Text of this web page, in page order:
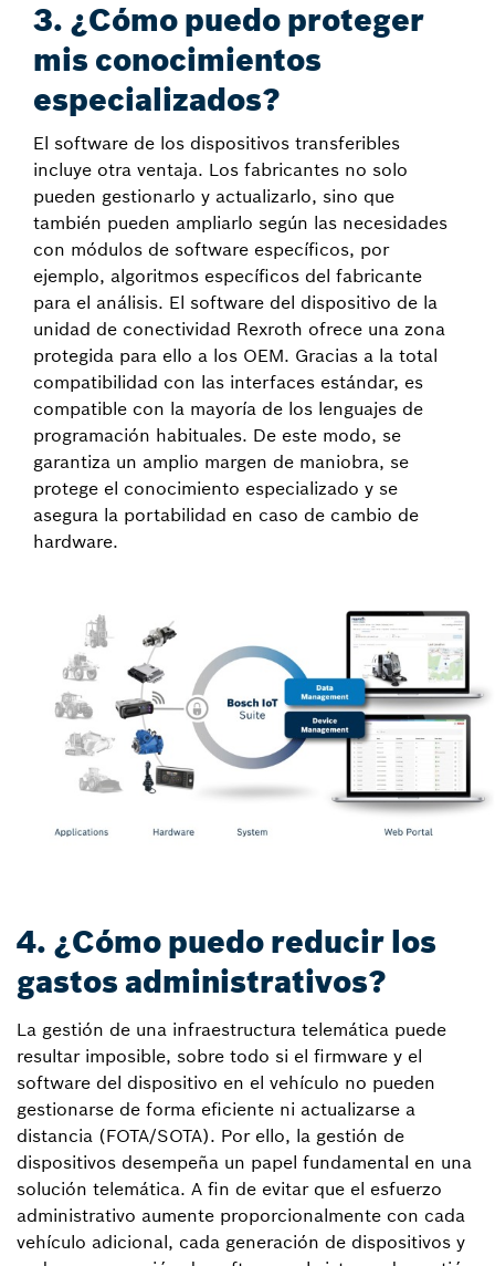
3. ¿Cómo puedo proteger
mis conocimientos
especializados?
El software de los dispositivos transferibles
incluye otra ventaja. Los fabricantes no solo
pueden gestionarlo y actualizarlo, sino que
también pueden ampliarlo según las necesidades
con módulos de software específicos, por
ejemplo, algoritmos específicos del fabricante
para el análisis. El software del dispositivo de la
unidad de conectividad Rexroth ofrece una zona
protegida para ello a los OEM. Gracias a la total
compatibilidad con las interfaces estándar, es
compatible con la mayoría de los lenguajes de
programación habituales. De este modo, se
garantiza un amplio margen de maniobra, se
protege el conocimiento especializado y se
asegura la portabilidad en caso de cambio de
hardware.
4. ¿Cómo puedo reducir los
gastos administrativos?
La gestión de una infraestructura telemática puede
resultar imposible, sobre todo si el firmware y el
software del dispositivo en el vehículo no pueden
gestionarse de forma eficiente ni actualizarse a
distancia (FOTA/SOTA). Por ello, la gestión de
dispositivos desempeña un papel fundamental en una
solución telemática. A fin de evitar que el esfuerzo
administrativo aumente proporcionalmente con cada
vehículo adicional, cada generación de dispositivos y